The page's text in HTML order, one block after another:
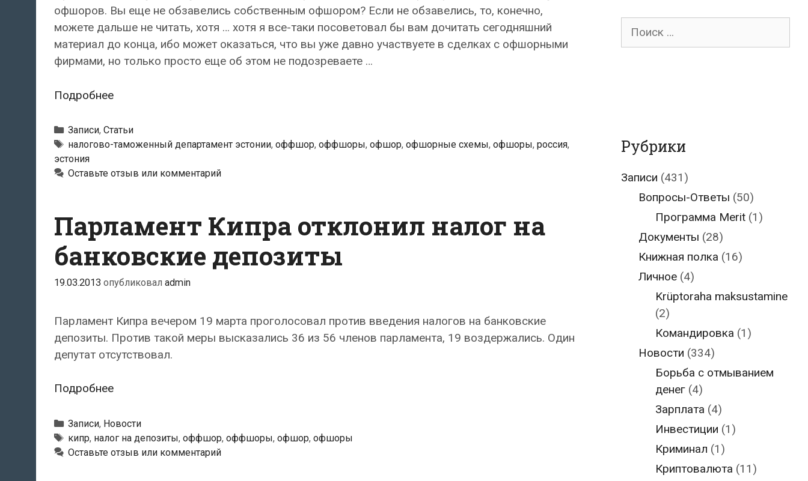
офшоров. Вы еще не обзавелись собственным офшором? Если не обзавелись, то, конечно,
можете дальше не читать, хотя … хотя я все-таки посоветовал бы вам дочитать сегодняшний
материал до конца, ибо может оказаться, что вы уже давно участвуете в сделках с офшорными
фирмами, но только просто еще об этом не подозреваете …
ПодробнееAchtung!
Офшор!
Рубрики
Записи, Статьи
Метки
налогово-таможенный департамент эстонии, оффшор, оффшоры, офшор, офшорные схемы, офшоры, россия,
эстония
Оставьте отзыв или комментарий
Парламент Кипра отклонил налог на
банковские депозиты
19.03.2013 опубликовал admin
Парламент Кипра вечером 19 марта проголосовал против введения налогов на банковские
депозиты. Против такой меры высказались 36 из 56 членов парламента, 19 воздержались. Один
депутат отсутствовал.
ПодробнееПарламент
отклонил
налог
на
Рубрики
Записи, Новости
Метки
кипр, налог на депозиты, оффшор, оффшоры, офшор, офшоры
Оставьте отзыв или комментарий
Поиск
Рубрики
Записи (431)
Вопросы-Ответы (50)
Программа Merit (1)
Документы (28)
Книжная полка (16)
Личное(4)
Krüptoraha maksustamine
(2)
Командировка (1)
Новости (334)
Борьба с отмыванием
денег (4)
Зарплата (4)
Инвестиции (1)
Криминал (1)
Криптовалюта (11)